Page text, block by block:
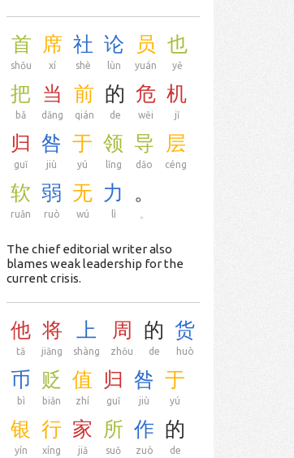
首
shǒu
席
xí
社
shè
论
lùn
员
yuán
也
yě
把
bǎ
当
dāng
前
qián
的
de
危
wēi
机
jī
归
guī
咎
jiù
于
yú
领
lǐng
导
dǎo
层
céng
软
ruǎn
弱
ruò
无
wú
力
lì
。
The chief editorial writer also
blames weak leadership for the
current crisis.
他
tā
将
jiāng
上
shàng
周
zhōu
的
de
货
huò
币
bì
贬
biǎn
值
zhí
归
guī
咎
jiù
于
yú
银
yín
行
xíng
家
jiā
所
suǒ
作
zuò
的
de